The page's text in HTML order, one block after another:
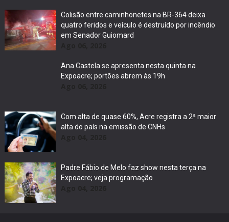
Colisão entre caminhonetes na BR-364 deixa
quatro feridos e veículo é destruído por incêndio
em Senador Guiomard
Ana Castela se apresenta nesta quinta na
Expoacre; portões abrem às 19h
Com alta de quase 60%, Acre registra a 2ª maior
alta do país na emissão de CNHs
Padre Fábio de Melo faz show nesta terça na
Expoacre; veja programação